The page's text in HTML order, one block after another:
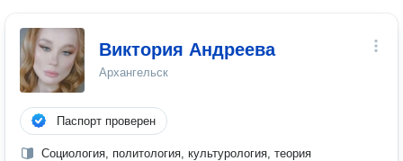
Виктория Андреева
Архангельск
Паспорт проверен
Социология, политология, культурология, теория